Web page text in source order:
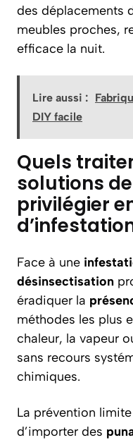
des déplacements
meubles proches,
efficace la nuit.
Lire aussi :
DIY facile
Quels
solutions
privilégier
Face à une
désinsectisation
éradiquer la
méthodes les plus
chaleur, la vapeur
sans recours
chimiques.
La prévention
d’importer des